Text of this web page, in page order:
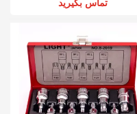
تماس بگیرید